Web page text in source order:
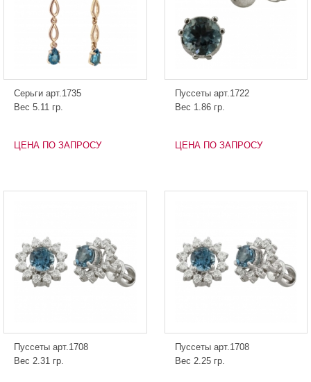
Серьги арт.1735
Вес 5.11 гр.
ЦЕНА ПО ЗАПРОСУ
Пуссеты арт.1722
Вес 1.86 гр.
ЦЕНА ПО ЗАПРОСУ
Пуссеты арт.1708
Вес 2.31 гр.
Пуссеты арт.1708
Вес 2.25 гр.